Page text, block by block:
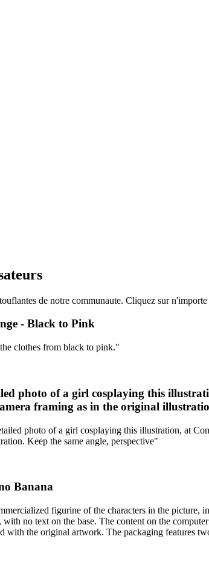
de notre communaute. Cliquez sur
- Black to Pink
clothes from black to pink."
photo of a girl cosplaying this
framing as in the original
photo of a girl cosplaying this illustration, at
Keep the same angle, perspective"
Banana
figurine of the characters in the
with no text on the base. The content on the
with the original artwork. The packaging features